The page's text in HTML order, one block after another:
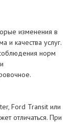
изменения в
и качества услуг.
норм
Ford Transit или
отличаться. При